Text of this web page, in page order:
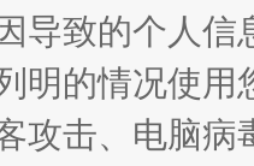
导致的个人信
明的情况使用
攻击、电脑病